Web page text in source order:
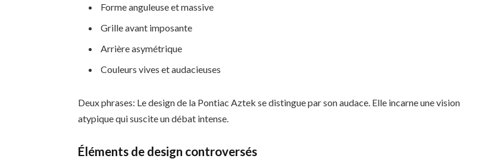
Forme anguleuse et massive
Grille avant imposante
Arrière asymétrique
Couleurs vives et audacieuses
Deux phrases: Le design de la Pontiac Aztek se distingue par son audace. Elle incarne une vision
atypique qui suscite un débat intense.
Éléments de design controversés